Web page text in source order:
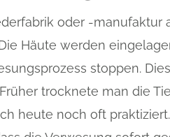
oder -manufaktur
Häute werden
stoppen.
trocknete man die
heute noch oft